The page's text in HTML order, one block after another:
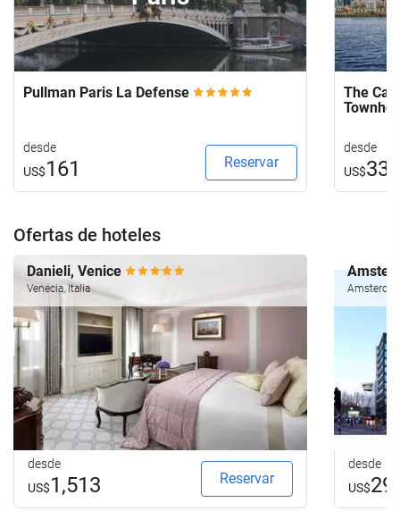
Pullman Paris La Defense
desde
US$161 Reservar
The
desde
US$332
Ofertas de hoteles
Danieli, Venice
Venecia, Italia
desde
US$1,513 Reservar
desde
US$